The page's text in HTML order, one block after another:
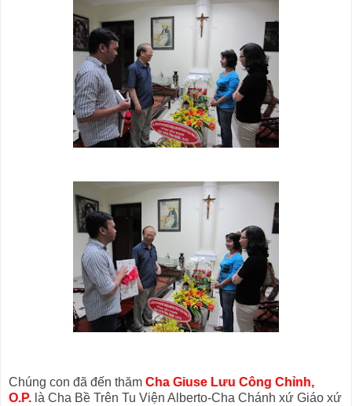
Chúng con đã đến thăm Cha Giuse Lưu Công Chỉnh,
O.P. là Cha Bề Trên Tu Viện Alberto-Cha Chánh xứ Giáo xứ